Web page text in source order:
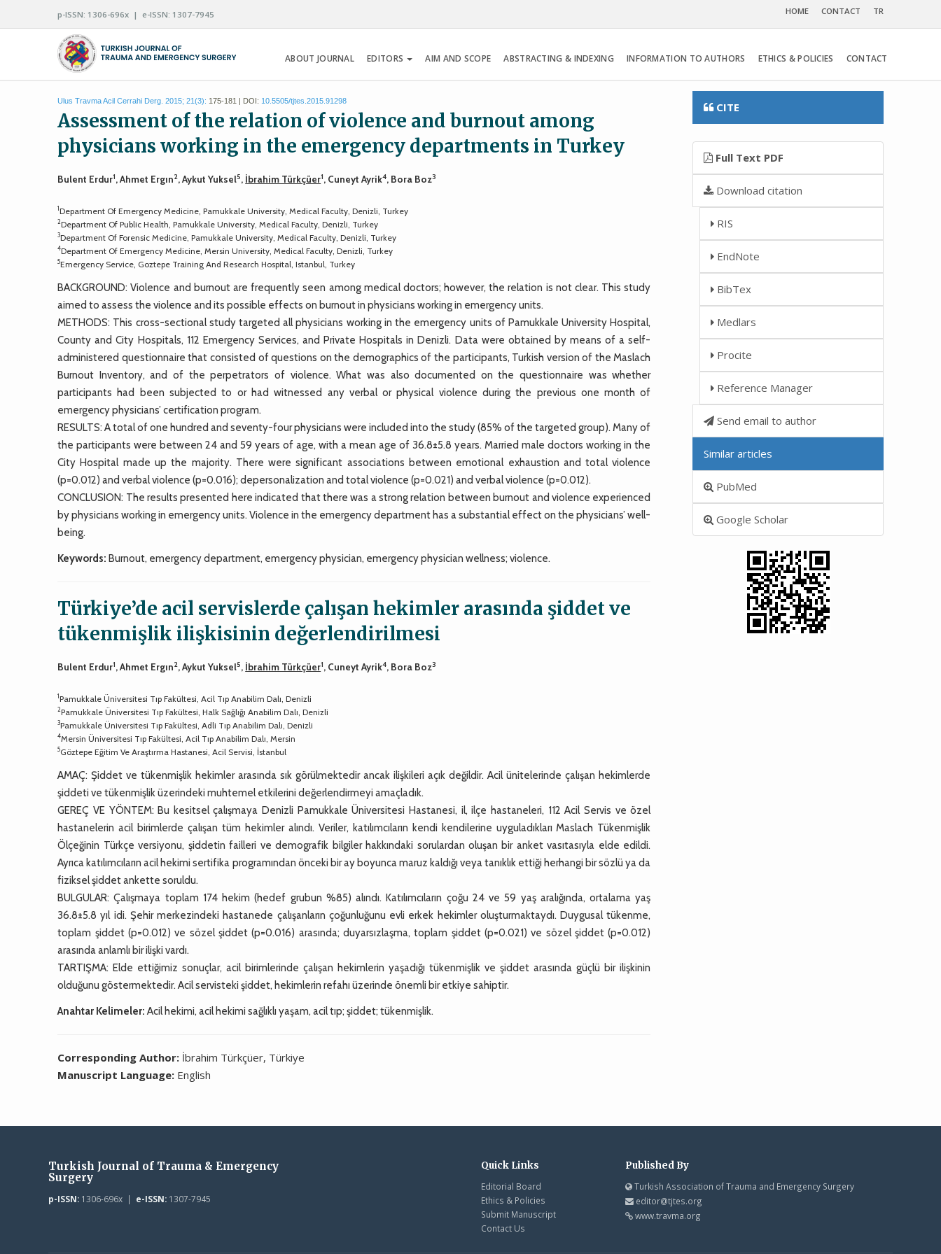
p-ISSN: 1306-696x | e-ISSN: 1307-7945 HOME CONTACT TR
ABOUT JOURNAL EDITORS AIM AND SCOPE ABSTRACTING & INDEXING INFORMATION TO AUTHORS ETHICS & POLICIES CONTACT
Ulus Travma Acil Cerrahi Derg. 2015; 21(3): 175-181 | DOI: 10.5505/tjtes.2015.91298
Assessment of the relation of violence and burnout among
physicians working in the emergency departments in Turkey
Bulent Erdur1, Ahmet Ergın2, Aykut Yuksel5, İbrahim Türkçüer1, Cuneyt Ayrik4, Bora Boz3
1Department Of Emergency Medicine, Pamukkale University, Medical Faculty, Denizli, Turkey
2Department Of Public Health, Pamukkale University, Medical Faculty, Denizli, Turkey
3Department Of Forensic Medicine, Pamukkale University, Medical Faculty, Denizli, Turkey
4Department Of Emergency Medicine, Mersin University, Medical Faculty, Denizli, Turkey
5Emergency Service, Goztepe Training And Research Hospital, Istanbul, Turkey
BACKGROUND: Violence and burnout are frequently seen among medical doctors; however, the relation is not clear. This study
aimed to assess the violence and its possible effects on burnout in physicians working in emergency units.
METHODS: This cross-sectional study targeted all physicians working in the emergency units of Pamukkale University Hospital,
County and City Hospitals, 112 Emergency Services, and Private Hospitals in Denizli. Data were obtained by means of a self-
administered questionnaire that consisted of questions on the demographics of the participants, Turkish version of the Maslach
Burnout Inventory, and of the perpetrators of violence. What was also documented on the questionnaire was whether
participants had been subjected to or had witnessed any verbal or physical violence during the previous one month of
emergency physicians’ certification program.
RESULTS: A total of one hundred and seventy-four physicians were included into the study (85% of the targeted group). Many of
the participants were between 24 and 59 years of age, with a mean age of 36.8±5.8 years. Married male doctors working in the
City Hospital made up the majority. There were significant associations between emotional exhaustion and total violence
(p=0.012) and verbal violence (p=0.016); depersonalization and total violence (p=0.021) and verbal violence (p=0.012).
CONCLUSION: The results presented here indicated that there was a strong relation between burnout and violence experienced
by physicians working in emergency units. Violence in the emergency department has a substantial effect on the physicians’ well-
being.
Keywords: Burnout, emergency department, emergency physician, emergency physician wellness; violence.
Türkiye’de acil servislerde çalışan hekimler arasında şiddet ve
tükenmişlik ilişkisinin değerlendirilmesi
Bulent Erdur1, Ahmet Ergın2, Aykut Yuksel5, İbrahim Türkçüer1, Cuneyt Ayrik4, Bora Boz3
1Pamukkale Üniversitesi Tıp Fakültesi, Acil Tıp Anabilim Dalı, Denizli
2Pamukkale Üniversitesi Tıp Fakültesi, Halk Sağlığı Anabilim Dalı, Denizli
3Pamukkale Üniversitesi Tıp Fakültesi, Adli Tıp Anabilim Dalı, Denizli
4Mersin Üniversitesi Tıp Fakültesi, Acil Tıp Anabilim Dalı, Mersin
5Göztepe Eğitim Ve Araştırma Hastanesi, Acil Servisi, İstanbul
AMAÇ: Şiddet ve tükenmişlik hekimler arasında sık görülmektedir ancak ilişkileri açık değildir. Acil ünitelerinde çalışan hekimlerde
şiddeti ve tükenmişlik üzerindeki muhtemel etkilerini değerlendirmeyi amaçladık.
GEREÇ VE YÖNTEM: Bu kesitsel çalışmaya Denizli Pamukkale Üniversitesi Hastanesi, il, ilçe hastaneleri, 112 Acil Servis ve özel
hastanelerin acil birimlerde çalışan tüm hekimler alındı. Veriler, katılımcıların kendi kendilerine uyguladıkları Maslach Tükenmişlik
Ölçeğinin Türkçe versiyonu, şiddetin failleri ve demografik bilgiler hakkındaki sorulardan oluşan bir anket vasıtasıyla elde edildi.
Ayrıca katılımcıların acil hekimi sertifika programından önceki bir ay boyunca maruz kaldığı veya tanıklık ettiği herhangi bir sözlü ya da
fiziksel şiddet ankette soruldu.
BULGULAR: Çalışmaya toplam 174 hekim (hedef grubun %85) alındı. Katılımcıların çoğu 24 ve 59 yaş aralığında, ortalama yaş
36.8±5.8 yıl idi. Şehir merkezindeki hastanede çalışanların çoğunluğunu evli erkek hekimler oluşturmaktaydı. Duygusal tükenme,
toplam şiddet (p=0.012) ve sözel şiddet (p=0.016) arasında; duyarsızlaşma, toplam şiddet (p=0.021) ve sözel şiddet (p=0.012)
arasında anlamlı bir ilişki vardı.
TARTIŞMA: Elde ettiğimiz sonuçlar, acil birimlerinde çalışan hekimlerin yaşadığı tükenmişlik ve şiddet arasında güçlü bir ilişkinin
olduğunu göstermektedir. Acil servisteki şiddet, hekimlerin refahı üzerinde önemli bir etkiye sahiptir.
Anahtar Kelimeler: Acil hekimi, acil hekimi sağlıklı yaşam, acil tıp; şiddet; tükenmişlik.
Corresponding Author: İbrahim Türkçüer, Türkiye
Manuscript Language: English
CITE
Full Text PDF
Download citation
RIS
EndNote
BibTex
Medlars
Procite
Reference Manager
Send email to author
Similar articles
PubMed
Google Scholar
Turkish Journal of Trauma & Emergency
Surgery
p-ISSN:1306-696x | e-ISSN:1307-7945
Quick Links
Editorial Board
Ethics & Policies
Submit Manuscript
Contact Us
Published By
Turkish Association of Trauma and Emergency Surgery
editor@tjtes.org
www.travma.org